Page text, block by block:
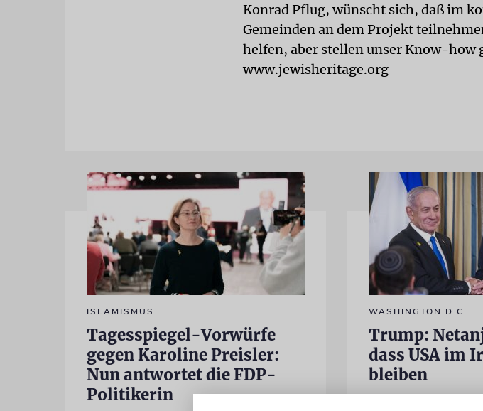
Konrad Pflug, wünscht sich, daß im
Gemeinden an dem Projekt
helfen, aber stellen unser Know-how
www.jewisheritage.org
ISLAMISMUS
Tagesspiegel-Vorwürfe
gegen Karoline Preisler:
Nun antwortet die FDP-
Politikerin
WASHINGTON D.C.
Trump:
dass USA im
bleiben